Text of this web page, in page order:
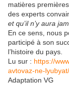
matières
des experts
et qu’il n’y aura
En ce sens, nous
participé à son
l’histoire du pays.
Lu sur : https://
avtovaz-ne-lyubyat/
Adaptation VG